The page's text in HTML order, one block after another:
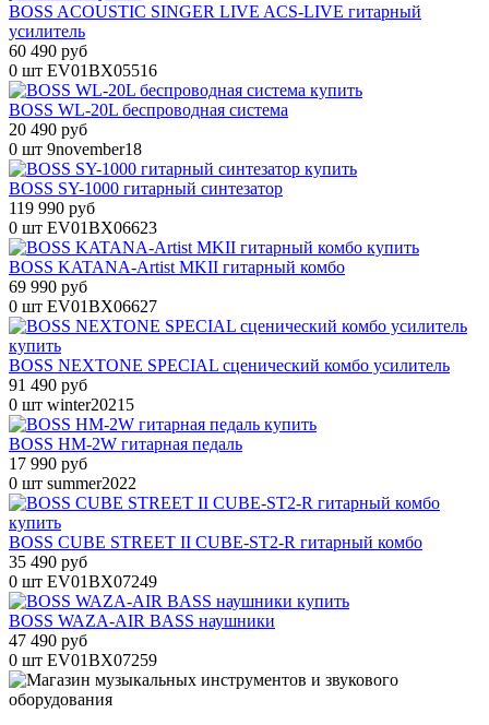
BOSS ACOUSTIC SINGER LIVE ACS-LIVE гитарный
усилитель
60 490 руб
0 шт EV01BX05516
BOSS WL-20L беспроводная система
20 490 руб
0 шт 9november18
BOSS SY-1000 гитарный синтезатор
119 990 руб
0 шт EV01BX06623
BOSS KATANA-Artist MKII гитарный комбо
69 990 руб
0 шт EV01BX06627
BOSS NEXTONE SPECIAL сценический комбо усилитель
91 490 руб
0 шт winter20215
BOSS HM-2W гитарная педаль
17 990 руб
0 шт summer2022
BOSS CUBE STREET II CUBE-ST2-R гитарный комбо
35 490 руб
0 шт EV01BX07249
BOSS WAZA-AIR BASS наушники
47 490 руб
0 шт EV01BX07259